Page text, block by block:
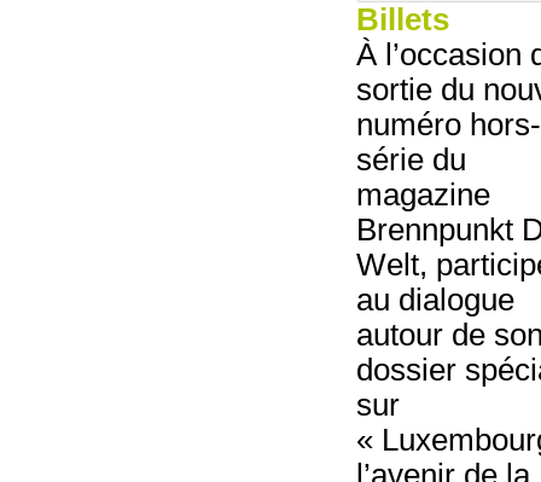
Billets
À l’occasion
sortie du
numéro hors-
série du
magazine
Brennpunkt
Welt,
au dialogue
autour de
dossier
sur
«
l’avenir de la